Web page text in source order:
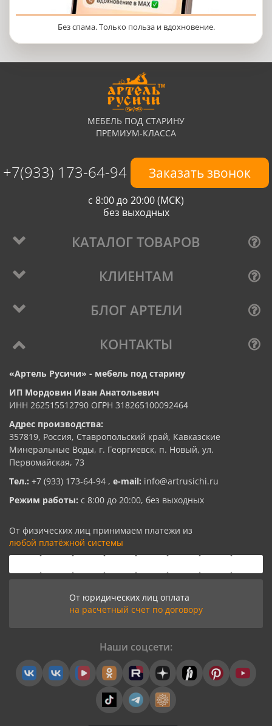
Без спама. Только польза и вдохновение.
МЕБЕЛЬ ПОД СТАРИНУ
ПРЕМИУМ-КЛАССА
+7(933) 173-64-94 Заказать звонок
с 8:00 до 20:00 (МСК)
без выходных
КАТАЛОГ ТОВАРОВ
КЛИЕНТАМ
БЛОГ АРТЕЛИ
КОНТАКТЫ
«Артель Русичи» - мебель под старину
ИП Мордовин Иван Анатольевич
ИНН 262515512790 ОГРН 318265100092464
Адрес производства:
357819, Россия, Ставропольский край, Кавказские
Минеральные Воды, г. Георгиевск, п. Новый, ул.
Первомайская, 73
Тел.: +7 (933) 173-64-94 , e-mail: info@artrusichi.ru
Режим работы: с 8:00 до 20:00, без выходных
От физических лиц принимаем платежи из
любой платёжной системы
От юридических лиц оплата
на расчетный счет по договору
Наши соцсети: